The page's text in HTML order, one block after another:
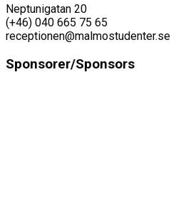
Neptunigatan 20
(+46) 040 665 75 65
receptionen@malmostudenter.se
Sponsorer/Sponsors